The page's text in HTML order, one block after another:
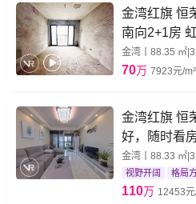
金湾红旗 恒
南向2+1房
金湾丨88.35 ㎡
70万7923元/m²
金湾红旗 恒
好，随时看
金湾丨88.33 ㎡
视野开阔 格局
110万 12453元